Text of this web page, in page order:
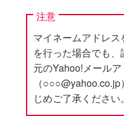
注意
マイネームアドレ
を行った場合でも、
元のYahoo!メールア
（○○○@yahoo.co.jp
じめご了承ください。